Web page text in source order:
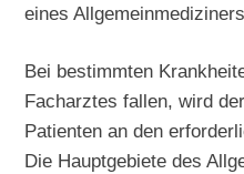
eines
Bei bestimmten
Facharztes fallen, wird
Patienten an den
Die Hauptgebiete des